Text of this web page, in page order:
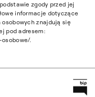
zgody przed jej
informacje dotyczące
znajdują się
pod adresem:
.